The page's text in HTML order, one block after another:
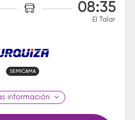
08:35
El Talar
SEMICAMA
información